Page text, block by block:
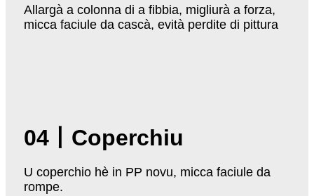
Allargà a colonna di a fibbia, migliurà a forza,
micca faciule da cascà, evità perdite di pittura
04 Coperchiu
U coperchio hè in PP novu, micca faciule da
rompe.